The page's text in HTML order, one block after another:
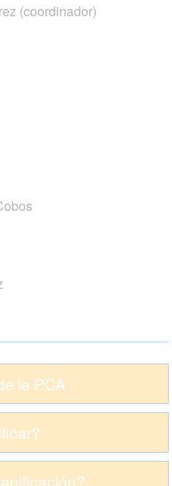
(coordinador)
la PCA